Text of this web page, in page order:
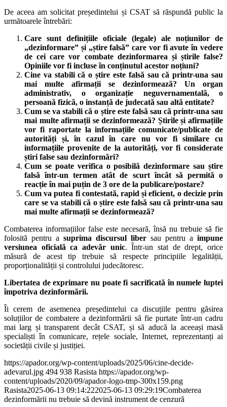
De aceea am solicitat președintelui și CSAT să răspundă public la
următoarele întrebări:
Care sunt definițiile oficiale (legale) ale noțiunilor de
„dezinformare” și „știre falsă” care vor fi avute în vedere
de cei care vor combate dezinformarea și știrile false?
Opiniile vor fi incluse în conținutul acestor noțiuni?
Cine va stabili că o știre este falsă sau că printr-una sau
mai multe afirmații se dezinformează? Un organ
administrativ, o organizație neguvernamentală, o
persoană fizică, o instanță de judecată sau altă entitate?
Cum se va stabili că o știre este falsă sau că printr-una sau
mai multe afirmații se dezinformează? Știrile și afirmațiile
vor fi raportate la informațiile comunicate/publicate de
autorități și, în cazul în care nu vor fi similare cu
informațiile provenite de la autorități, vor fi considerate
știri false sau dezinformări?
Cum se poate verifica o posibilă dezinformare sau știre
falsă într-un termen atât de scurt încât să permită o
reacție în mai puțin de 3 ore de la publicare/postare?
Cum va putea fi contestată, rapid și eficient, o decizie prin
care se va stabili că o știre este falsă sau că printr-una sau
mai multe afirmații se dezinformează?
Combaterea informațiilor false este necesară, însă nu trebuie să fie
folosită pentru a suprima discursul liber sau pentru a impune
versiunea oficială ca adevăr unic. Într-un stat de drept, orice
măsură de acest tip trebuie să respecte principiile legalității,
proporționalității și controlului judecătoresc.
Libertatea de exprimare nu poate fi sacrificată în numele luptei
împotriva dezinformării.
Îi cerem de asemenea președintelui ca discuțiile pentru găsirea
soluțiilor de combatere a dezinformării să fie purtate într-un cadru
mai larg și transparent decât CSAT, și să aducă la aceeași masă
specialiști în comunicare, rețele sociale, Internet, reprezentanți ai
societății civile și justiției.
https://apador.org/wp-content/uploads/2025/06/cine-decide-
adevarul.jpg 494 938 Rasista https://apador.org/wp-
content/uploads/2020/09/apador-logo-tmp-300x159.png
Rasista2025-06-13 09:14:222025-06-13 09:29:19Combaterea
dezinformării nu trebuie să devină instrument de cenzură